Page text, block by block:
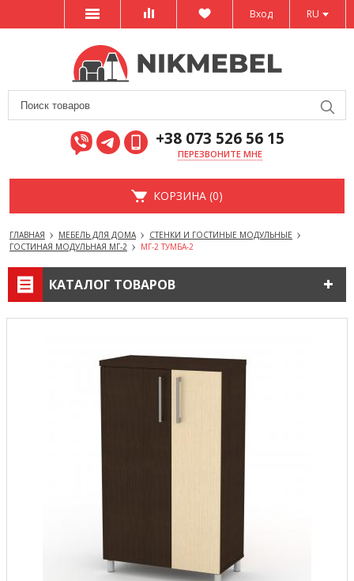
RU
Вход
+38 073 526 56 15
ПЕРЕЗВОНИТЕ МНЕ
КОРЗИНА (0)
ГЛАВНАЯ МЕБЕЛЬ ДЛЯ ДОМА
СТЕНКИ И ГОСТИНЫЕ МОДУЛЬНЫЕ
ГОСТИНАЯ МОДУЛЬНАЯ МГ-2
МГ-2 ТУМБА-2
КАТАЛОГ ТОВАРОВ